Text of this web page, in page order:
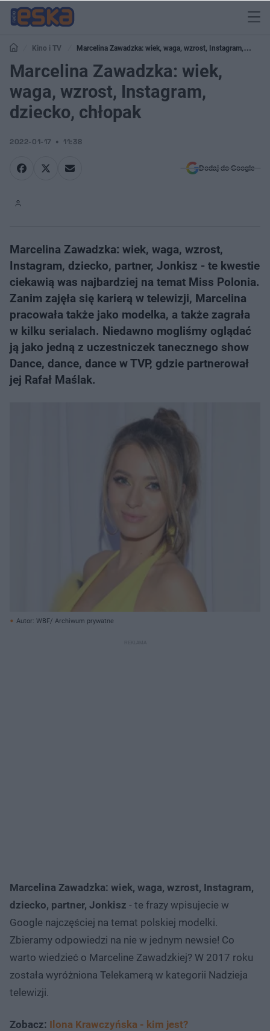
Kino i TV
Marcelina Zawadzka: wiek, waga, wzrost, Instagram,
dziecko, chłopak
Marcelina Zawadzka: wiek,
waga, wzrost, Instagram,
dziecko, chłopak
2022-01-17 11:38
Dodaj do Google
Marcelina Zawadzka: wiek, waga, wzrost,
Instagram, dziecko, partner, Jonkisz - te kwestie
ciekawią was najbardziej na temat Miss Polonia.
Zanim zajęła się karierą w telewizji, Marcelina
pracowała także jako modelka, a także zagrała
w kilku serialach. Niedawno mogliśmy oglądać
ją jako jedną z uczestniczek tanecznego show
Dance, dance, dance w TVP, gdzie partnerował
jej Rafał Maślak.
Autor: WBF/ Archiwum prywatne
Marcelina Zawadzka: wiek, waga, wzrost, Instagram,
dziecko, partner, Jonkisz - te frazy wpisujecie w
Google najczęściej na temat polskiej modelki.
Zbieramy odpowiedzi na nie w jednym newsie! Co
warto wiedzieć o Marceline Zawadzkiej? W 2017 roku
została wyróżniona Telekamerą w kategorii Nadzieja
telewizji.
Zobacz: Ilona Krawczyńska - kim jest?